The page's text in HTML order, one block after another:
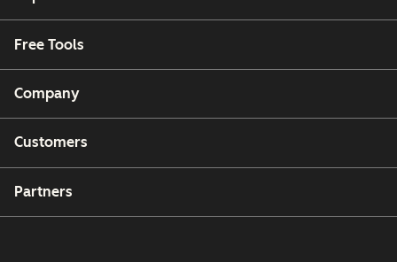
Free Tools
Company
Customers
Partners